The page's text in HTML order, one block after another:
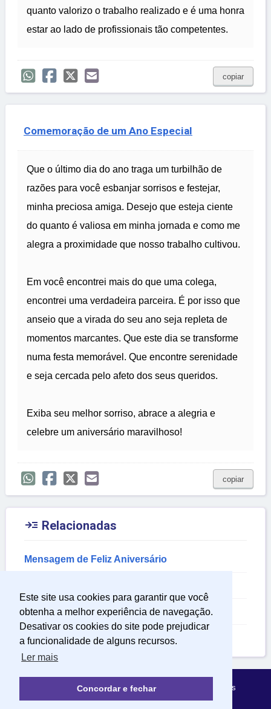
Este site usa cookies para garantir que você
obtenha a melhor experiência de navegação.
Desativar os cookies do site pode prejudicar
a funcionalidade de alguns recursos.
Ler mais
Concordar e fechar
quanto valorizo o trabalho realizado e é uma honra
estar ao lado de profissionais tão competentes.
copiar
Comemoração de um Ano Especial
Que o último dia do ano traga um turbilhão de
razões para você esbanjar sorrisos e festejar,
minha preciosa amiga. Desejo que esteja ciente
do quanto é valiosa em minha jornada e como me
alegra a proximidade que nosso trabalho cultivou.
Em você encontrei mais do que uma colega,
encontrei uma verdadeira parceira. É por isso que
anseio que a virada do seu ano seja repleta de
momentos marcantes. Que este dia se transforme
numa festa memorável. Que encontre serenidade
e seja cercada pelo afeto dos seus queridos.
Exiba seu melhor sorriso, abrace a alegria e
celebre um aniversário maravilhoso!
copiar
 Relacionadas
Mensagem de Feliz Aniversário
Mensagem de Parabéns
Mensagem de Aniversário
Política de Privacidade Sobre Mensagens Mágicas